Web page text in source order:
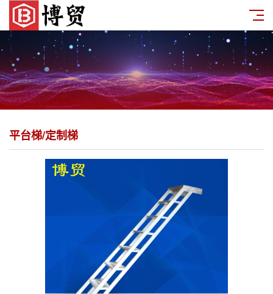
平台梯/定制梯